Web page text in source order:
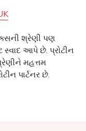
શ્રેણી પણ
સ્વાદ આપે છે. પ્રોટીન
મહત્તમ
પાર્ટનર છે.